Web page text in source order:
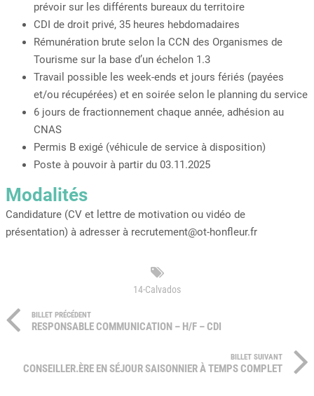
prévoir sur les différents bureaux du territoire
CDI de droit privé, 35 heures hebdomadaires
Rémunération brute selon la CCN des Organismes de
Tourisme sur la base d’un échelon 1.3
Travail possible les week-ends et jours fériés (payées
et/ou récupérées) et en soirée selon le planning du service
6 jours de fractionnement chaque année, adhésion au
CNAS
Permis B exigé (véhicule de service à disposition)
Poste à pouvoir à partir du 03.11.2025
Modalités
Candidature (CV et lettre de motivation ou vidéo de
présentation) à adresser à recrutement@ot-honfleur.fr
14-Calvados
BILLET PRÉCÉDENT
RESPONSABLE COMMUNICATION – H/F – CDI
BILLET SUIVANT
CONSEILLER.ÈRE EN SÉJOUR SAISONNIER À TEMPS COMPLET